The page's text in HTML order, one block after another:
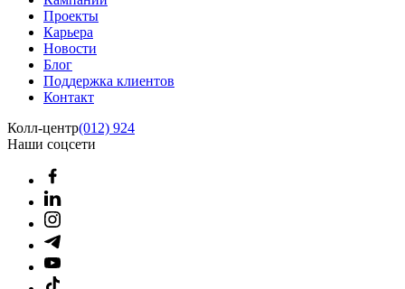
Проекты
Карьера
Новости
Блог
Поддержка клиентов
Контакт
Колл-центр(012) 924
Наши соцсети